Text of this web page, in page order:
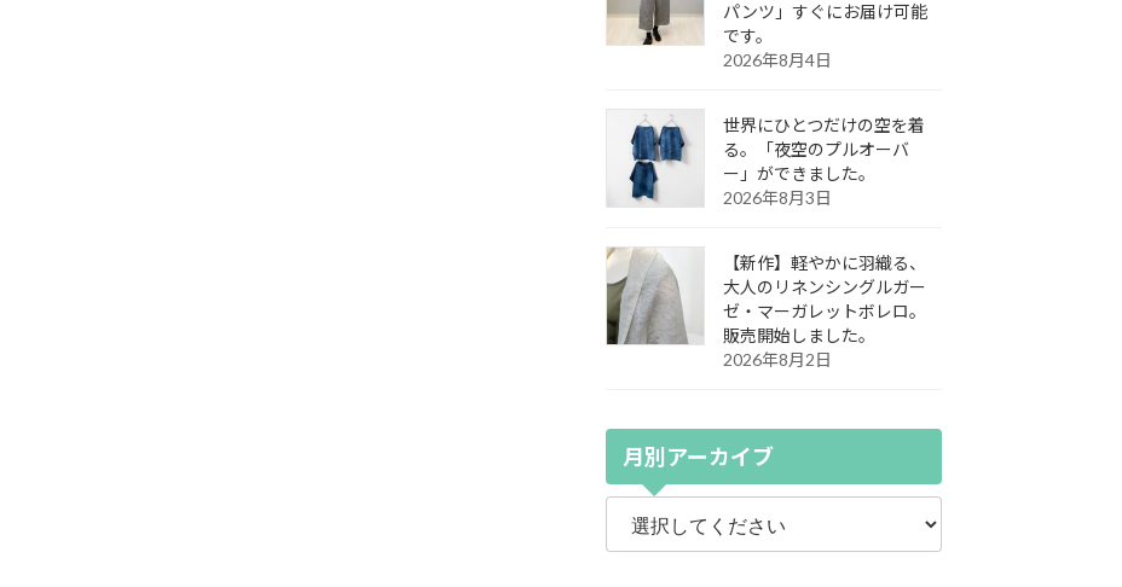
パンツ」すぐにお届け可能
です。
2026年8月4日
世界にひとつだけの空を着
る。「夜空のプルオーバ
ー」ができました。
2026年8月3日
【新作】軽やかに羽織る、
大人のリネンシングルガー
ゼ・マーガレットボレロ。
販売開始しました。
2026年8月2日
月別アーカイブ